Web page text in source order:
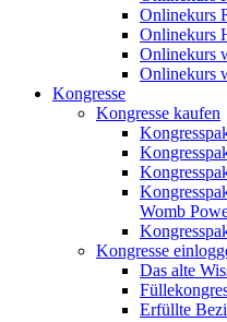
Onlinekurs
Onlinekurs
Onlinekurs
Onlinekurs
Kongresse
Kongresse kaufen
Womb
Kongresse
Das alte
Erfüllte